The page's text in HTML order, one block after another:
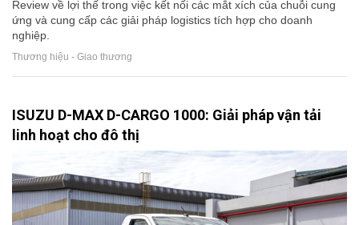
Review về lợi thế trong việc kết nối các mắt xích của chuỗi cung
ứng và cung cấp các giải pháp logistics tích hợp cho doanh
nghiệp.
Thương hiệu - Giao thương
ISUZU D-MAX D-CARGO 1000: Giải pháp vận tải
linh hoạt cho đô thị